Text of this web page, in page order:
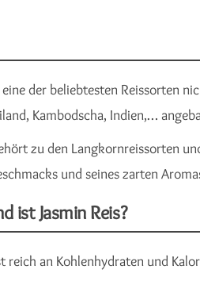
der beliebtesten Reissorten
Kambodscha, Indien,…
zu den Langkornreissorten
und seines zarten
ist Jasmin Reis?
reich an Kohlenhydraten und